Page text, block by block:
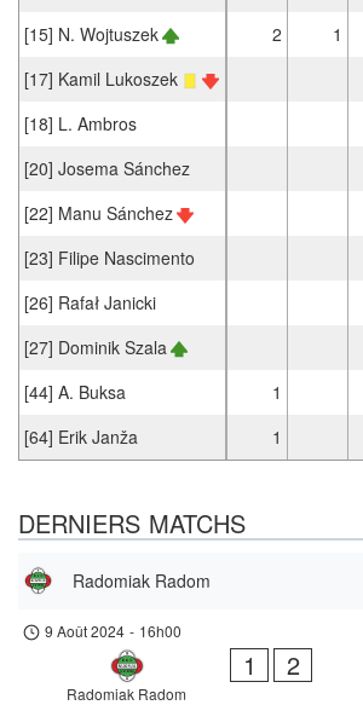
[15] N. Wojtuszek
2 1
[17] Kamil Lukoszek
[18] L. Ambros
[20] Josema Sánchez
[22] Manu Sánchez
[23] Filipe Nascimento
[26] Rafał Janicki
[27] Dominik Szala
[44] A. Buksa
1
[64] Erik Janža
1
DERNIERS MATCHS
Radomiak Radom
9 Août 2024 - 16h00
Radomiak Radom
1 2